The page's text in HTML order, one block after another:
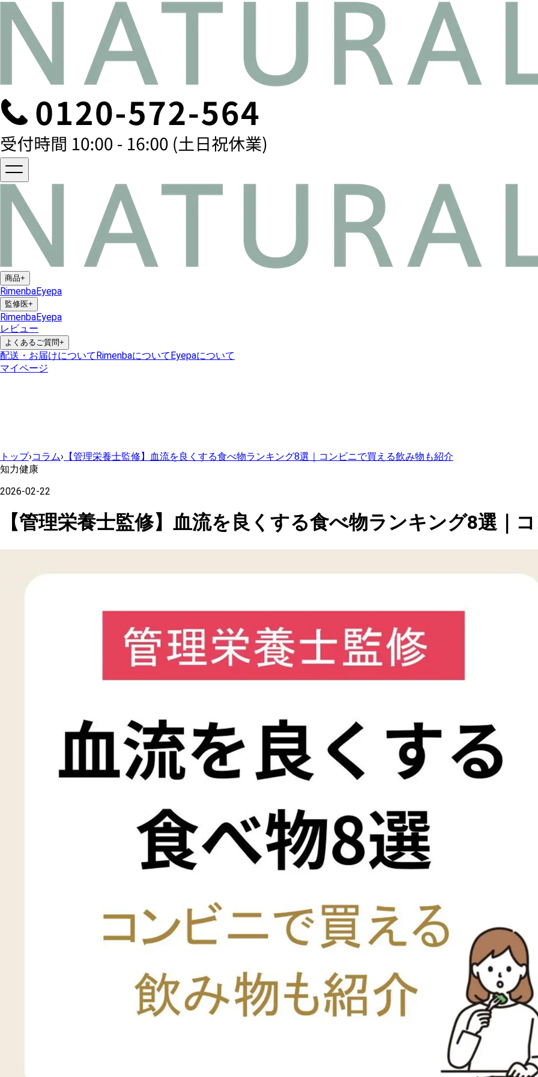
商品+
RimenbaEyepa
監修医+
RimenbaEyepa
レビュー
よくあるご質問+
配送・お届けについてRimenbaについてEyepaについて
マイページ
トップ›コラム› 【管理栄養士監修】血流を良くする食べ物ランキング8選｜コンビニで買える飲み物も紹介
知力健康
2026-02-22
【管理栄養士監修】血流を良くする食べ物ランキング8選｜